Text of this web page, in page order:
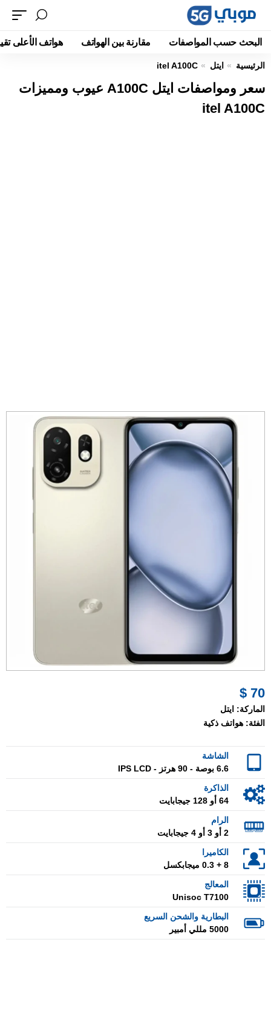
البحث حسب المواصفات مقارنة بين الهواتف هواتف الأعلى
الرئيسية ايتل itel A100C
سعر ومواصفات ايتل A100C عيوب ومميزات
itel A100C
70 $
الماركة: ايتل
الفئة: هواتف ذكية
الشاشة
6.6 بوصة - 90 هرتز - IPS LCD
الذاكرة
64 أو 128 جيجابايت
الرام
2 أو 3 أو 4 جيجابايت
الكاميرا
8 + 0.3 ميجابكسل
المعالج
Unisoc T7100
البطارية والشحن السريع
5000 مللي أمبير